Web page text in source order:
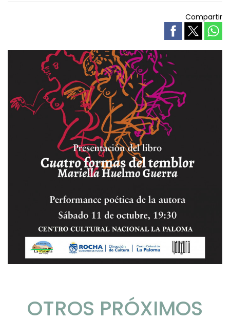
Compartir
OTROS PRÓXIMOS